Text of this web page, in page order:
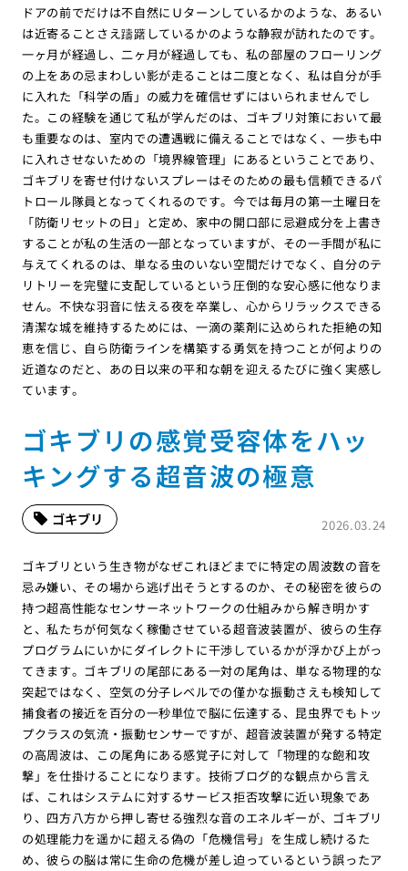
ドアの前でだけは不自然にＵターンしているかのような、あるい
は近寄ることさえ躊躇しているかのような静寂が訪れたのです。
一ヶ月が経過し、二ヶ月が経過しても、私の部屋のフローリング
の上をあの忌まわしい影が走ることは二度となく、私は自分が手
に入れた「科学の盾」の威力を確信せずにはいられませんでし
た。この経験を通じて私が学んだのは、ゴキブリ対策において最
も重要なのは、室内での遭遇戦に備えることではなく、一歩も中
に入れさせないための「境界線管理」にあるということであり、
ゴキブリを寄せ付けないスプレーはそのための最も信頼できるパ
トロール隊員となってくれるのです。今では毎月の第一土曜日を
「防衛リセットの日」と定め、家中の開口部に忌避成分を上書き
することが私の生活の一部となっていますが、その一手間が私に
与えてくれるのは、単なる虫のいない空間だけでなく、自分のテ
リトリーを完璧に支配しているという圧倒的な安心感に他なりま
せん。不快な羽音に怯える夜を卒業し、心からリラックスできる
清潔な城を維持するためには、一滴の薬剤に込められた拒絶の知
恵を信じ、自ら防衛ラインを構築する勇気を持つことが何よりの
近道なのだと、あの日以来の平和な朝を迎えるたびに強く実感し
ています。
ゴキブリの感覚受容体をハッ
キングする超音波の極意
2026.03.24
ゴキブリ
ゴキブリという生き物がなぜこれほどまでに特定の周波数の音を
忌み嫌い、その場から逃げ出そうとするのか、その秘密を彼らの
持つ超高性能なセンサーネットワークの仕組みから解き明かす
と、私たちが何気なく稼働させている超音波装置が、彼らの生存
プログラムにいかにダイレクトに干渉しているかが浮かび上がっ
てきます。ゴキブリの尾部にある一対の尾角は、単なる物理的な
突起ではなく、空気の分子レベルでの僅かな振動さえも検知して
捕食者の接近を百分の一秒単位で脳に伝達する、昆虫界でもトッ
プクラスの気流・振動センサーですが、超音波装置が発する特定
の高周波は、この尾角にある感覚子に対して「物理的な飽和攻
撃」を仕掛けることになります。技術ブログ的な観点から言え
ば、これはシステムに対するサービス拒否攻撃に近い現象であ
り、四方八方から押し寄せる強烈な音のエネルギーが、ゴキブリ
の処理能力を遥かに超える偽の「危機信号」を生成し続けるた
め、彼らの脳は常に生命の危機が差し迫っているという誤ったア